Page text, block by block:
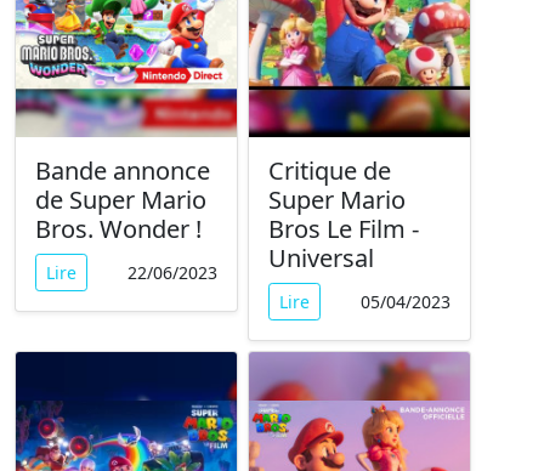
Bande annonce
de Super Mario
Bros. Wonder !
Lire 22/06/2023
Critique de
Super Mario
Bros Le Film -
Universal
Lire 05/04/2023